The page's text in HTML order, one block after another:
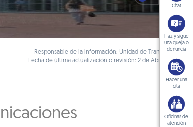
Responsable de la información: Unidad de Transparencia
Fecha de última actualización o revisión: 2 de Abril de 2018
Chat
Haz y sigue
una queja o
denuncia
Hacer una
cita
Oficinas de
atención